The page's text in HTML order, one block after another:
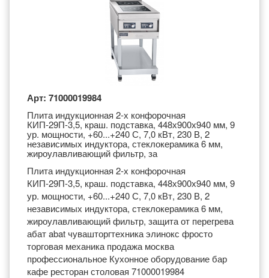
Арт: 71000019984
Плита индукционная 2-х конфорочная
КИП-29П-3,5, краш. подставка, 448х900х940 мм, 9
ур. мощности, +60...+240 С, 7,0 кВт, 230 В, 2
независимых индуктора, стеклокерамика 6 мм,
жироулавливающий фильтр, за
Плита индукционная 2-х конфорочная
КИП-29П-3,5, краш. подставка, 448х900х940 мм, 9
ур. мощности, +60...+240 С, 7,0 кВт, 230 В, 2
независимых индуктора, стеклокерамика 6 мм,
жироулавливающий фильтр, защита от перегрева
абат abat чувашторгтехника элинокс фросто
торговая механика продажа москва
профессиональное Кухонное оборудование бар
кафе ресторан столовая 71000019984